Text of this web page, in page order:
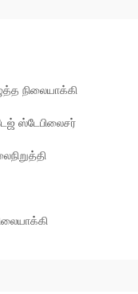
நிலையாக்கி
ஸ்டேபிலைசர்